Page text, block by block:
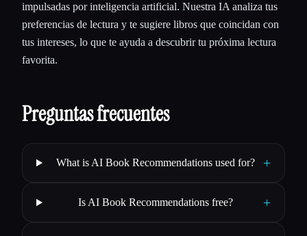
impulsadas por inteligencia artificial. Nuestra IA analiza tus
preferencias de lectura y te sugiere libros que coincidan con
tus intereses, lo que te ayuda a descubrir tu próxima lectura
favorita.
Preguntas frecuentes
What is AI Book Recommendations used for? +
Is AI Book Recommendations free? +